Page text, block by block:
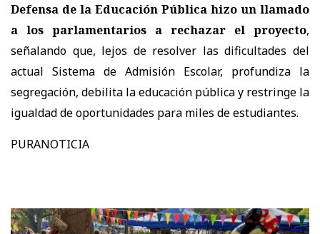
Defensa de la Educación Pública hizo un llamado
a los parlamentarios a rechazar el proyecto,
señalando que, lejos de resolver las dificultades del
actual Sistema de Admisión Escolar, profundiza la
segregación, debilita la educación pública y restringe la
igualdad de oportunidades para miles de estudiantes.
PURANOTICIA